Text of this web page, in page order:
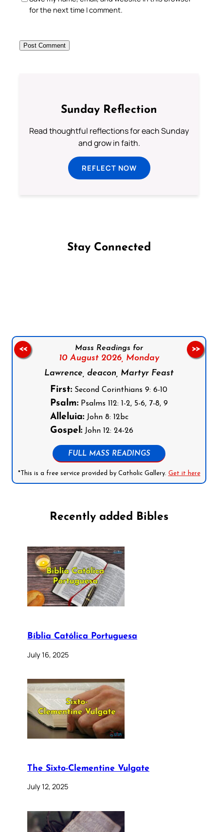
for the next time I comment.
Sunday Reflection
Read thoughtful reflections for each Sunday
and grow in faith.
REFLECT NOW
Stay Connected
Mass Readings for
10 August 2026, Monday
Lawrence, deacon, Martyr Feast
First: Second Corinthians 9: 6-10
Psalm: Psalms 112: 1-2, 5-6, 7-8, 9
Alleluia: John 8: 12bc
Gospel: John 12: 24-26
FULL MASS READINGS
*This is a free service provided by Catholic Gallery. Get it here
<< >>
Recently added Bibles
Bíblia Católica Portuguesa
July 16, 2025
The Sixto-Clementine Vulgate
July 12, 2025